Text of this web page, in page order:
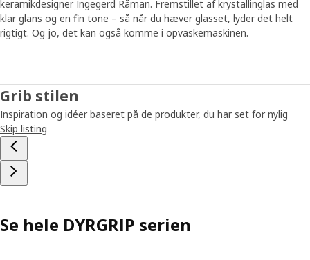
keramikdesigner Ingegerd Råman. Fremstillet af krystallinglas med
klar glans og en fin tone – så når du hæver glasset, lyder det helt
rigtigt. Og jo, det kan også komme i opvaskemaskinen.
Grib stilen
Inspiration og idéer baseret på de produkter, du har set for nylig
Skip listing
Se hele DYRGRIP serien